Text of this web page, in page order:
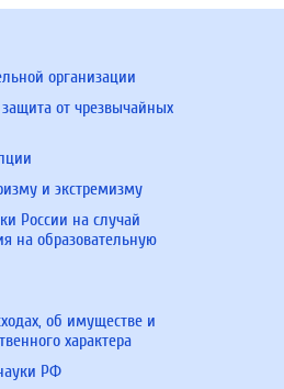
организации
от чрезвычайных
и экстремизму
России на случай
на образовательную
об имуществе и
характера
РФ